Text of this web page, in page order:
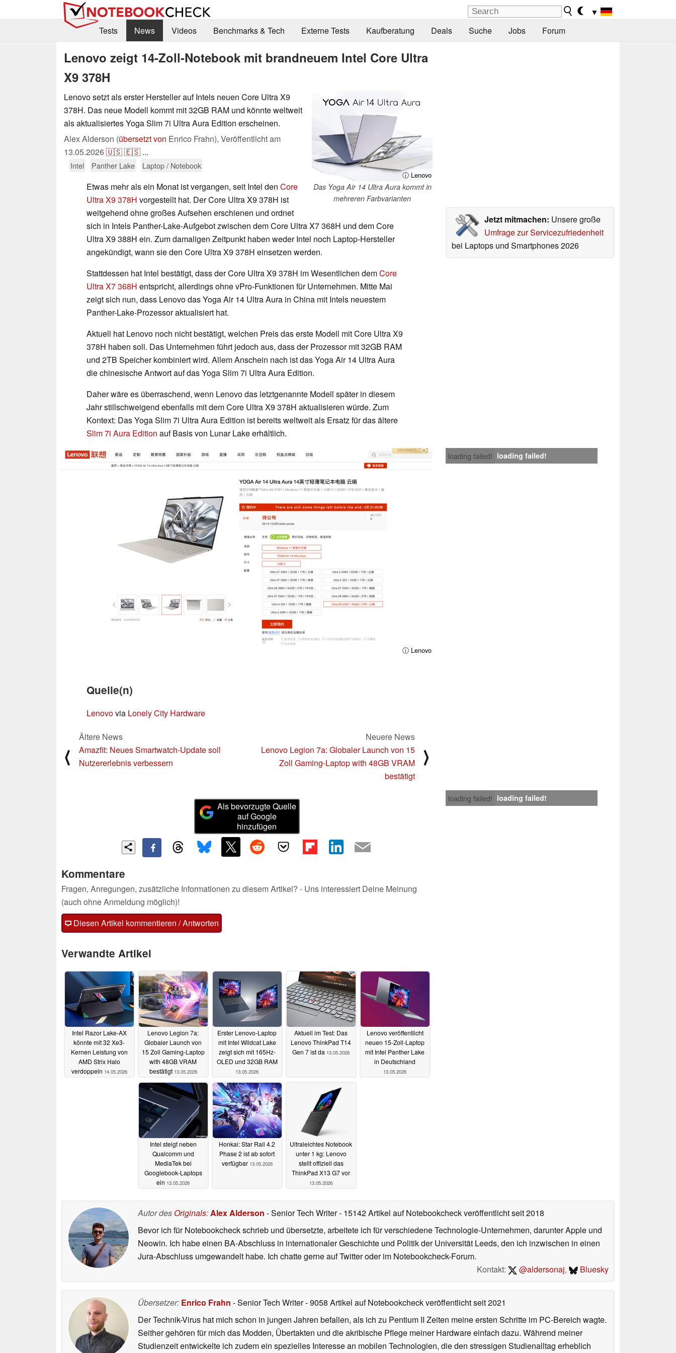
▼
Tests
News Videos Benchmarks & Tech Externe Tests Kaufberatung Deals Suche Jobs Forum
Lenovo zeigt 14-Zoll-Notebook mit brandneuem Intel Core Ultra
X9 378H
ⓘ Lenovo
Das Yoga Air 14 Ultra Aura kommt in
mehreren Farbvarianten
Lenovo setzt als erster Hersteller auf Intels neuen Core Ultra X9
378H. Das neue Modell kommt mit 32GB RAM und könnte weltweit
als aktualisiertes Yoga Slim 7i Ultra Aura Edition erscheinen.
Alex Alderson (übersetzt von Enrico Frahn), Veröffentlicht am
13.05.2026🇺🇸🇪🇸 ...
Intel Panther Lake Laptop / Notebook
Jetzt mitmachen: Unsere große
Umfrage zur Servicezufriedenheit
bei Laptops und Smartphones 2026
Etwas mehr als ein Monat ist vergangen, seit Intel den Core
Ultra X9 378H vorgestellt hat. Der Core Ultra X9 378H ist
weitgehend ohne großes Aufsehen erschienen und ordnet
sich in Intels Panther-Lake-Aufgebot zwischen dem Core Ultra X7 368H und dem Core
Ultra X9 388H ein. Zum damaligen Zeitpunkt haben weder Intel noch Laptop-Hersteller
angekündigt, wann sie den Core Ultra X9 378H einsetzen werden.
Stattdessen hat Intel bestätigt, dass der Core Ultra X9 378H im Wesentlichen demCore
Ultra X7 368H entspricht, allerdings ohne vPro-Funktionen für Unternehmen. Mitte Mai
zeigt sich nun, dass Lenovo das Yoga Air 14 Ultra Aura in China mit Intels neuestem
Panther-Lake-Prozessor aktualisiert hat.
Aktuell hat Lenovo noch nicht bestätigt, welchen Preis das erste Modell mit Core Ultra X9
378H haben soll. Das Unternehmen führt jedoch aus, dass der Prozessor mit 32GB RAM
und 2TB Speicher kombiniert wird. Allem Anschein nach ist das Yoga Air 14 Ultra Aura
die chinesische Antwort auf das Yoga Slim 7i Ultra Aura Edition.
Daher wäre es überraschend, wenn Lenovo das letztgenannte Modell später in diesem
Jahr stillschweigend ebenfalls mit dem Core Ultra X9 378H aktualisieren würde. Zum
Kontext: Das Yoga Slim 7i Ultra Aura Edition ist bereits weltweit als Ersatz für das ältere
Slim 7i Aura Edition auf Basis von Lunar Lake erhältlich.
loading failed! loading failed!
ⓘ Lenovo
Quelle(n)
Lenovovia Lonely City Hardware
⟨
Ältere News
Amazfit: Neues Smartwatch-Update soll
Nutzererlebnis verbessern
Neuere News
Lenovo Legion 7a: Globaler Launch von 15
Zoll Gaming-Laptop with 48GB VRAM
bestätigt
⟩
loading failed! loading failed!
Als bevorzugte Quelle
auf Google
hinzufügen
Kommentare
Fragen, Anregungen, zusätzliche Informationen zu diesem Artikel? - Uns interessiert Deine Meinung
(auch ohne Anmeldung möglich)!
Diesen Artikel kommentieren / Antworten
Verwandte Artikel
Intel Razor Lake-AX
könnte mit 32 Xe3-
Kernen Leistung von
AMD Strix Halo
verdoppeln 14.05.2026
Lenovo Legion 7a:
Globaler Launch von
15 Zoll Gaming-Laptop
with 48GB VRAM
bestätigt 13.05.2026
Erster Lenovo-Laptop
mit Intel Wildcat Lake
zeigt sich mit 165Hz-
OLED und 32GB RAM
13.05.2026
Aktuell im Test: Das
Lenovo ThinkPad T14
Gen 7 ist da 13.05.2026
Lenovo veröffentlicht
neuen 15-Zoll-Laptop
mit Intel Panther Lake
in Deutschland
13.05.2026
Intel steigt neben
Qualcomm und
MediaTek bei
Googlebook-Laptops
ein 13.05.2026
Honkai: Star Rail 4.2
Phase 2 ist ab sofort
verfügbar 13.05.2026
Ultraleichtes Notebook
unter 1 kg: Lenovo
stellt offiziell das
ThinkPad X13 G7 vor
13.05.2026
Autor des Originals:Alex Alderson - Senior Tech Writer- 15142 Artikel auf Notebookcheck veröffentlichtseit 2018
Bevor ich für Notebookcheck schrieb und übersetzte, arbeitete ich für verschiedene Technologie-Unternehmen, darunter Apple und
Neowin. Ich habe einen BA-Abschluss in internationaler Geschichte und Politik der Universität Leeds, den ich inzwischen in einen
Jura-Abschluss umgewandelt habe. Ich chatte gerne auf Twitter oder im Notebookcheck-Forum.
Kontakt:
@aldersonaj, Bluesky
Übersetzer: Enrico Frahn - Senior Tech Writer- 9058 Artikel auf Notebookcheck veröffentlichtseit 2021
Der Technik-Virus hat mich schon in jungen Jahren befallen, als ich zu Pentium II Zeiten meine ersten Schritte im PC-Bereich wagte.
Seither gehören für mich das Modden, Übertakten und die akribische Pflege meiner Hardware einfach dazu. Während meiner
Studienzeit entwickelte ich zudem ein spezielles Interesse an mobilen Technologien, die den stressigen Studienalltag erheblich